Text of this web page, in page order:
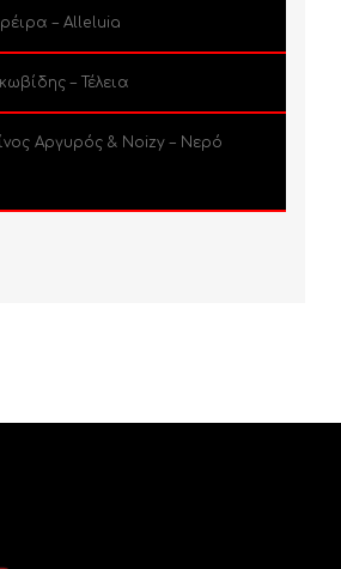
– Alleluia
– Τέλεια
Αργυρός & Noizy – Νερό